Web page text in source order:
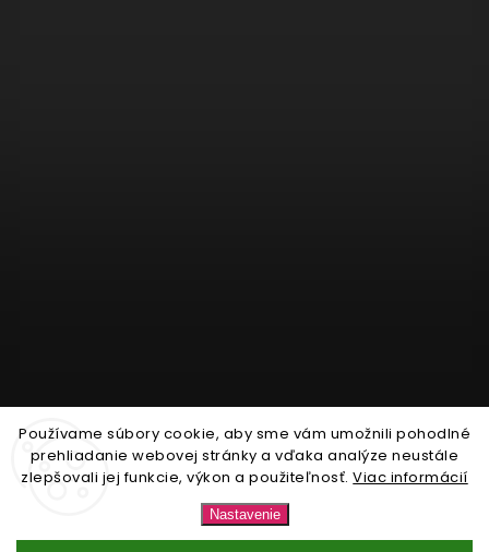
Používame súbory cookie, aby sme vám umožnili pohodlné
prehliadanie webovej stránky a vďaka analýze neustále
zlepšovali jej funkcie, výkon a použiteľnosť.Viac informácií
Nastavenie
Sledovať na Instagrame
Nonari.sk. Všetky práva vyhradené.
Upraviť nastavenie cookies